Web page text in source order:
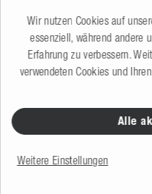
Produktberatung
+49 (0) 7424
Kundenservice
+49 (0) 7424
Zum Kontaktformular
SERVICE & INFOS
Bestellung
Wir nutzen Cookies auf
essenziell, während andere
Erfahrung zu verbessern.
verwendeten Cookies und
Alle
Weitere Einstellungen